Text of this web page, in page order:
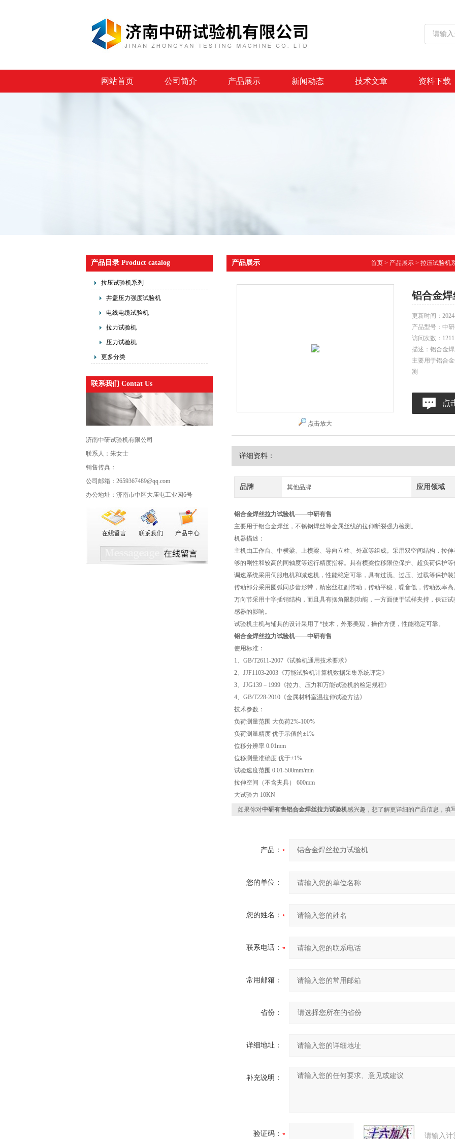
网站首页 公司简介 产品展示 新闻动态 技术文章 资料下载
产品目录 Product catalog
拉压试验机系列
井盖压力强度试验机
电线电缆试验机
拉力试验机
压力试验机
更多分类
联系我们 Contat Us
济南中研试验机有限公司
联系人：朱女士
销售传真：
公司邮箱：2659367489@qq.com
办公地址：济南市中区大庙屯工业园6号
产品展示 首页> 产品展示> 拉压试验机
点击放大
铝合金
更新时间：
产品型号： 中
访问次数： 1211
描述：铝合金
主要用于铝合
测
点
详细资料：
品牌 其他品牌 应用领域
铝合金焊丝拉力试验机——中研有售
主要用于铝合金焊丝，不锈钢焊丝等金属丝线的拉伸断裂强力检测。
机器描述：
主机由工作台、中横梁、上横梁、导向立柱、外罩等组成。采用双空间结构，拉
够的刚性和较高的同轴度等运行精度指标。具有横梁位移限位保护、超负荷保护等
调速系统采用伺服电机和减速机，性能稳定可靠，具有过流、过压、过载等保护装
传动部分采用圆弧同步齿形带，精密丝杠副传动，传动平稳，噪音低，传动效率高
万向节采用十字插销结构，而且具有摆角限制功能，一方面便于试样夹持，保证
感器的影响。
试验机主机与辅具的设计采用了*技术，外形美观，操作方便，性能稳定可靠。
铝合金焊丝拉力试验机——中研有售
使用标准：
1、GB/T2611-2007《试验机通用技术要求》
2、JJF1103-2003《万能试验机计算机数据采集系统评定》
3、JJG139－1999《拉力、压力和万能试验机的检定规程》
4、GB/T228-2010《金属材料室温拉伸试验方法》
技术参数：
负荷测量范围 大负荷2%-100%
负荷测量精度 优于示值的±1%
位移分辨率 0.01mm
位移测量准确度 优于±1%
试验速度范围 0.01-500mm/min
拉伸空间（不含夹具） 600mm
大试验力 10KN
如果你对中研有售铝合金焊丝拉力试验机感兴趣，想了解更详细的产品信息，填
产品：
您的单位：
您的姓名：
联系电话：
常用邮箱：
省份：
详细地址：
补充说明：
验证码： 请输入计